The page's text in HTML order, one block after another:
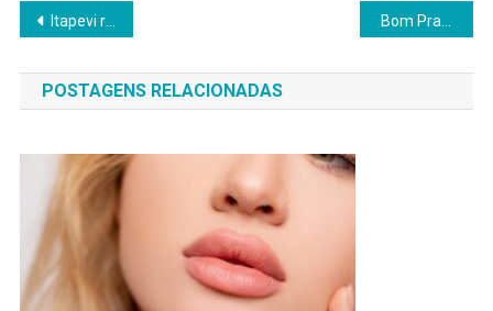
Navegação
de
Post
Itapevi realiza formatura de servidores municipais no Curso Intermediário de Libras
POSTAGENS RELACIONADAS